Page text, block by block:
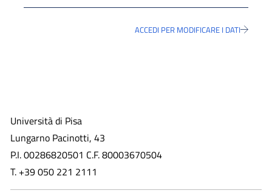
ACCEDI PER MODIFICARE I DATI
Università di Pisa
Lungarno Pacinotti, 43
P.I. 00286820501 C.F. 80003670504
T. +39 050 221 2111